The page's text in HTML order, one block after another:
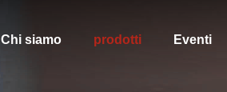
Chi siamo prodotti Eventi